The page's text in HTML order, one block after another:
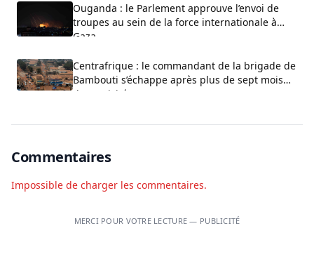
Ouganda : le Parlement approuve l’envoi de
troupes au sein de la force internationale à
Gaza
Centrafrique : le commandant de la brigade de
Bambouti s’échappe après plus de sept mois
de captivité
Commentaires
Impossible de charger les commentaires.
MERCI POUR VOTRE LECTURE — PUBLICITÉ